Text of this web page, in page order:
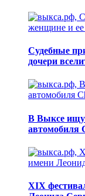
Судебные
дочери
В Выксе
автомобиля
XIX